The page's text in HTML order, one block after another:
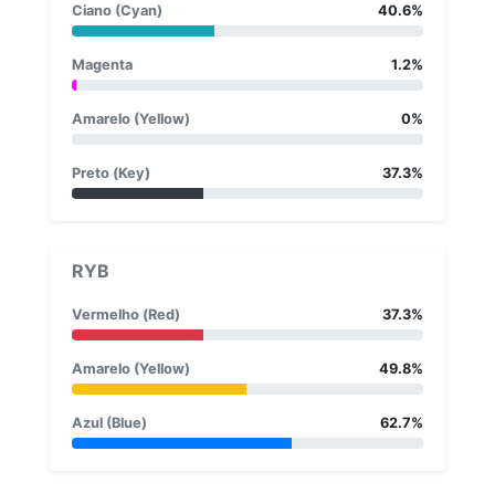
Ciano (Cyan) 40.6%
Magenta 1.2%
Amarelo (Yellow) 0%
Preto (Key) 37.3%
RYB
Vermelho (Red) 37.3%
Amarelo (Yellow) 49.8%
Azul (Blue) 62.7%